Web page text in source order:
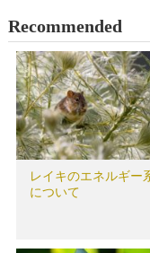
Recommended
レイキのエネルギー
について